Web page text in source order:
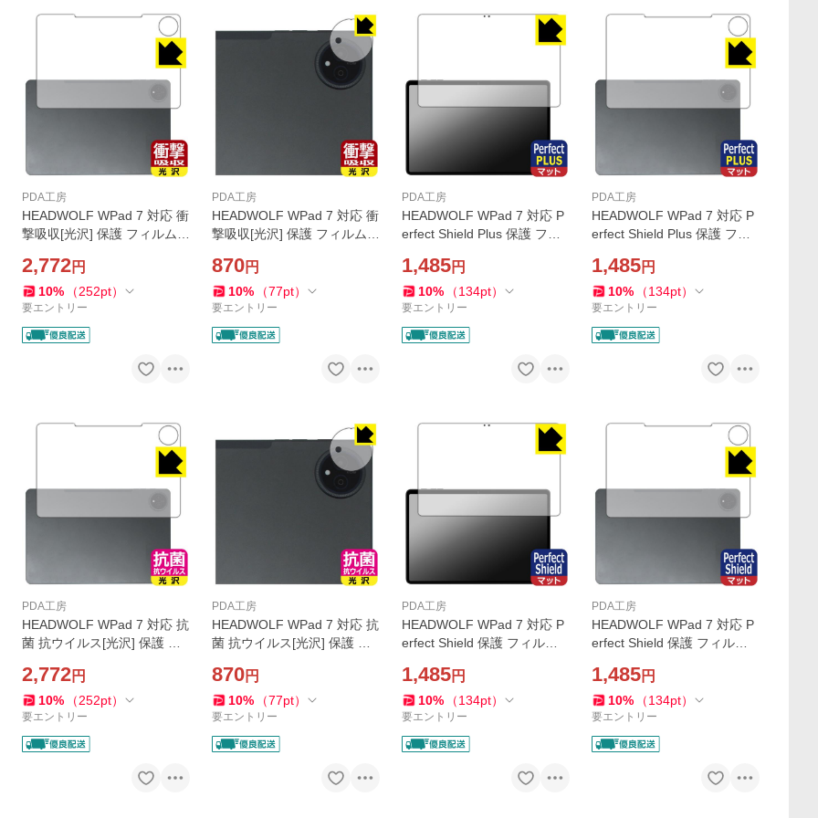
PDA工房
HEADWOLF WPad 7 対応 衝
撃吸収[光沢] 保護 フィルム
2,772円
10% （252pt）
要エントリー
PDA工房
HEADWOLF WPad 7 対応 衝
撃吸収[光沢] 保護 フィルム
本製
870円
10% （77pt）
要エントリー
PDA工房
HEADWOLF WPad 7 対応 P
erfect Shield Plus 保護 フィ
紋 日本製
1,485円
10% （134pt）
要エントリー
PDA工房
HEADWOLF WPad 7 対応 P
erfect Shield Plus 保護 フィ
紋 日本製
1,485円
10% （134pt）
要エントリー
PDA工房
HEADWOLF WPad 7 対応 抗
菌 抗ウイルス[光沢] 保護 フ
2,772円
10% （252pt）
要エントリー
PDA工房
HEADWOLF WPad 7 対応 抗
菌 抗ウイルス[光沢] 保護 フ
本製
870円
10% （77pt）
要エントリー
PDA工房
HEADWOLF WPad 7 対応 P
erfect Shield 保護 フィルム
本製
1,485円
10% （134pt）
要エントリー
PDA工房
HEADWOLF WPad 7 対応 P
erfect Shield 保護 フィルム
本製
1,485円
10% （134pt）
要エントリー